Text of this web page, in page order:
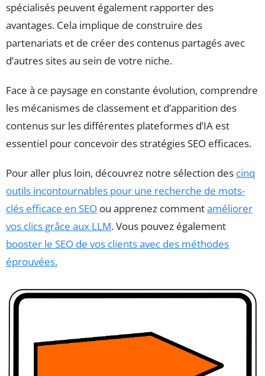
spécialisés peuvent également rapporter des
avantages. Cela implique de construire des
partenariats et de créer des contenus partagés avec
d’autres sites au sein de votre niche.
Face à ce paysage en constante évolution, comprendre
les mécanismes de classement et d’apparition des
contenus sur les différentes plateformes d’IA est
essentiel pour concevoir des stratégies SEO efficaces.
Pour aller plus loin, découvrez notre sélection des cinq
outils incontournables pour une recherche de mots-
clés efficace en SEO ou apprenez commentaméliorer
vos clics grâce aux LLM. Vous pouvez également
booster le SEO de vos clients avec des méthodes
éprouvées.